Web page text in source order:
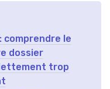
comprendre le
dossier
trop